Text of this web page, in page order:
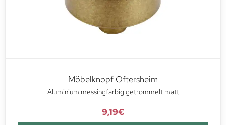
Möbelknopf Oftersheim
Aluminium messingfarbig getrommelt matt
9,19€